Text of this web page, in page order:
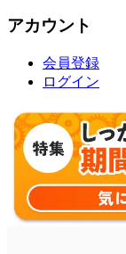
アカウント
会員登録
ログイン